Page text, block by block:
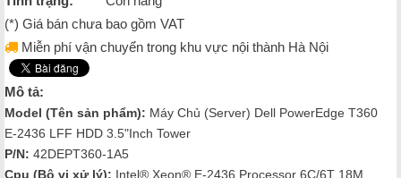
(*) Giá bán chưa bao gồm VAT
Miễn phí vận chuyển trong khu vực nội thành Hà Nội
Mô tả:
Model (Tên sản phẩm): Máy Chủ (Server) Dell PowerEdge T360
E-2436 LFF HDD 3.5"Inch Tower
P/N: 42DEPT360-1A5
Cpu (Bộ vi xử lý): Intel® Xeon® E-2436 Processor 6C/6T 18M